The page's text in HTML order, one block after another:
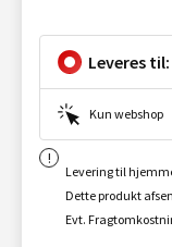
Leveres til:
Kun webshop
Levering til
Dette produkt
Evt.